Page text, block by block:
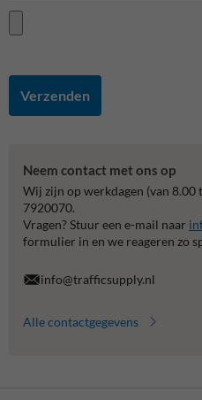
Verzenden
Neem contact met ons op
Wij zijn op werkdagen (van 8.00
7920070.
Vragen? Stuur een e-mail naar
formulier in en we reageren zo
info@trafficsupply.nl
Alle contactgegevens